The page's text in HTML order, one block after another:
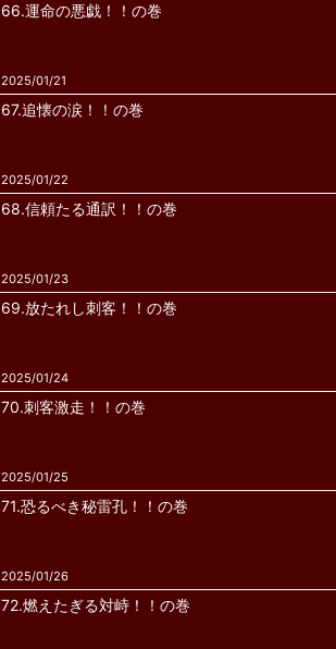
66.運命の悪戯！！の巻
2025/01/21
67.追懐の涙！！の巻
2025/01/22
68.信頼たる通訳！！の巻
2025/01/23
69.放たれし刺客！！の巻
2025/01/24
70.刺客激走！！の巻
2025/01/25
71.恐るべき秘雷孔！！の巻
2025/01/26
72.燃えたぎる対峙！！の巻